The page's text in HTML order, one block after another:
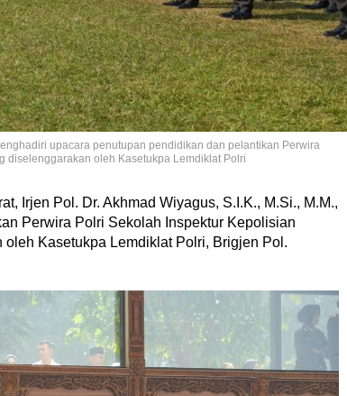
upacara penutupan pendidikan dan pelantikan Perwira
diselenggarakan oleh Kasetukpa Lemdiklat Polri
Irjen Pol. Dr. Akhmad Wiyagus, S.I.K., M.Si., M.M.,
Perwira Polri Sekolah Inspektur Kepolisian
Kasetukpa Lemdiklat Polri, Brigjen Pol.